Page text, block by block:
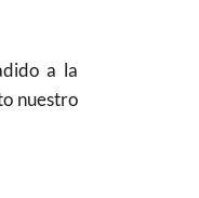
a la
nuestro